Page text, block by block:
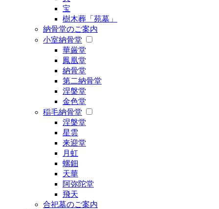
宝
樹木葬「苑墓」
納骨堂のご案内
小室納骨堂
華厳堂
鳳凰堂
納骨堂
第二納骨堂
涅槃堂
金色堂
稲毛納骨堂
涅槃堂
星雲
来迎堂
月虹
螺鈿
天華
阿弥陀堂
飛天
合祀墓のご案内